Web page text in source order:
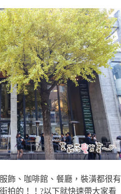
飾、咖啡館、餐廳，裝潢都很有
拍的！！?以下就快速帶大家看